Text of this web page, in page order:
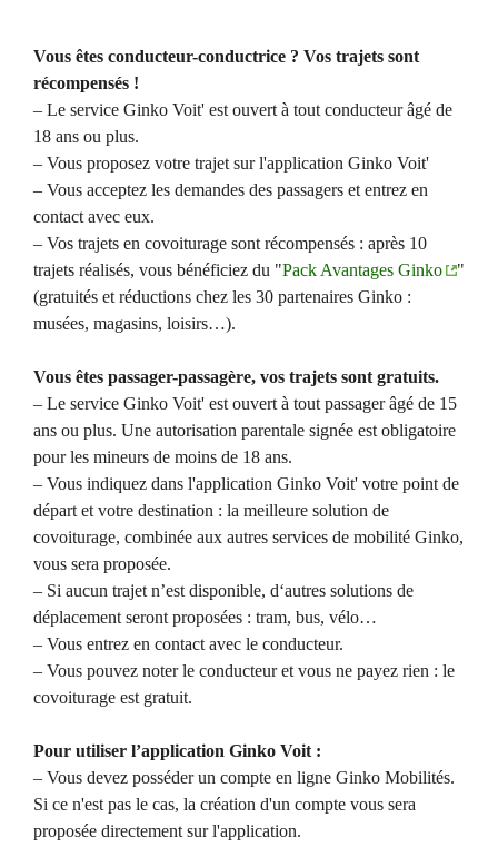
Vous êtes conducteur-conductrice ? Vos trajets sont
récompensés !
– Le service Ginko Voit' est ouvert à tout conducteur âgé de
18 ans ou plus.
– Vous proposez votre trajet sur l'application Ginko Voit'
– Vous acceptez les demandes des passagers et entrez en
contact avec eux.
– Vos trajets en covoiturage sont récompensés : après 10
trajets réalisés, vous bénéficiez du "Pack Avantages Ginko
"
(gratuités et réductions chez les 30 partenaires Ginko :
musées, magasins, loisirs…).
Vous êtes passager-passagère, vos trajets sont gratuits.
– Le service Ginko Voit' est ouvert à tout passager âgé de 15
ans ou plus. Une autorisation parentale signée est obligatoire
pour les mineurs de moins de 18 ans.
– Vous indiquez dans l'application Ginko Voit' votre point de
départ et votre destination : la meilleure solution de
covoiturage, combinée aux autres services de mobilité Ginko,
vous sera proposée.
– Si aucun trajet n’est disponible, d‘autres solutions de
déplacement seront proposées : tram, bus, vélo…
– Vous entrez en contact avec le conducteur.
– Vous pouvez noter le conducteur et vous ne payez rien : le
covoiturage est gratuit.
Pour utiliser l’application Ginko Voit :
– Vous devez posséder un compte en ligne Ginko Mobilités.
Si ce n'est pas le cas, la création d'un compte vous sera
proposée directement sur l'application.